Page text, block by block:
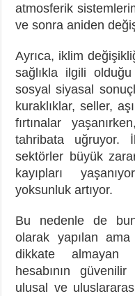
atmosferik
ve sonra aniden
Ayrıca, iklim
sağlıkla ilgili
sosyal siyasal
kuraklıklar, seller,
fırtınalar
tahribata uğruyor.
sektörler büyük
kayıpları
yoksunluk artıyor.
Bu nedenle de
olarak yapılan
dikkate almayan
hesabının
ulusal ve